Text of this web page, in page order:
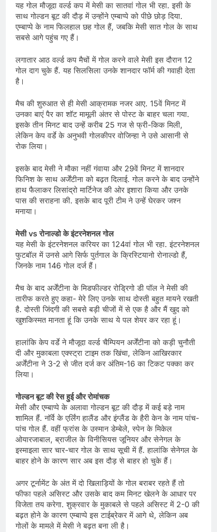
यह गोल मौजूदा वर्ल्ड कप में मेसी का सातवां गोल भी रहा. इसी के
साथ गोल्डन बूट की दौड़ में उन्होंने एम्बाप्पे को पीछे छोड़ दिया.
एम्बाप्पे के नाम फिलहाल छह गोल हैं, जबकि मेसी सात गोल के साथ
सबसे आगे पहुंच गए हैं।
लगातार आठ वर्ल्ड कप मैचों में गोल करने वाले मेसी इस दौरान 12
गोल दाग चुके हैं. यह सिलसिला उनके शानदार फॉर्म की गवाही देता
है।
मैच की शुरुआत से ही मेसी आक्रामक नजर आए. 15वें मिनट में
उनका बाएं पैर का शॉट मामूली अंतर से पोस्ट के बाहर चला गया.
इसके तीन मिनट बाद उन्हें करीब 25 गज से फ्री-किक मिली,
लेकिन केप वर्डे के अनुभवी गोलकीपर वोजिन्हा ने उसे आसानी से
रोक लिया।
इसके बाद मेसी ने मौका नहीं गंवाया और 29वें मिनट में शानदार
फिनिश के साथ अर्जेंटीना को बढ़त दिलाई. गोल करने के बाद उन्होंने
हाथ फैलाकर लिसांद्रो मार्टिनेज की ओर इशारा किया और उनके
पास की सराहना की. इसके बाद पूरी टीम ने उन्हें घेरकर जश्न
मनाया।
मेसी vs रोनाल्डो के इंटरनेशनल गोल
यह मेसी के इंटरनेशनल करियर का 124वां गोल भी रहा. इंटरनेशनल
फुटबॉल में उनसे आगे सिर्फ पुर्तगाल के क्रिस्टियानो रोनाल्डो हैं,
जिनके नाम 146 गोल दर्ज हैं।
मैच के बाद अर्जेंटीना के मिडफील्डर रोड्रिगो डी पॉल ने मेसी की
तारीफ करते हुए कहा- मेरे लिए उनके साथ दोस्ती बहुत मायने रखती
है. दोस्ती जिंदगी की सबसे बड़ी चीजों में से एक है और मैं खुद को
खुशकिस्मत मानता हूं कि उनके साथ ये पल शेयर कर रहा हूं।
हालांकि केप वर्डे ने मौजूदा वर्ल्ड चैम्प‍ियन अर्जेंटीना को कड़ी चुनौती
दी और मुकाबला एक्स्ट्रा टाइम तक खिंचा, लेकिन आखिरकार
अर्जेंटीना ने 3-2 से जीत दर्ज कर अंतिम-16 का टिकट पक्का कर
लिया।
गोल्डन बूट की रेस हुई और रोमांचक
मेसी और एम्बाप्पे के अलावा गोल्डन बूट की दौड़ में कई बड़े नाम
शामिल हैं. नॉर्वे के एर्लिंग हालैंड और इंग्लैंड के हैरी केन के नाम पांच-
पांच गोल हैं. वहीं फ्रांस के उस्मान डेम्बेले, स्पेन के मिकेल
ओयारजाबाल, ब्राजील के विनीसियस जूनियर और सेनेगल के
इस्माइला सार चार-चार गोल के साथ सूची में हैं. हालांकि सेनेगल के
बाहर होने के कारण सार अब इस दौड़ से बाहर हो चुके हैं।
अगर टूर्नामेंट के अंत में दो खिलाड़ियों के गोल बराबर रहते हैं तो
फीफा पहले असिस्ट और उसके बाद कम मिनट खेलने के आधार पर
विजेता तय करेगा. शुक्रवार के मुकाबले से पहले असिस्ट में 2-0 की
बढ़त होने के कारण एम्बाप्पे इस टाईब्रेकर में आगे थे, लेकिन अब
गोलों के मामले में मेसी ने बढ़त बना ली है।